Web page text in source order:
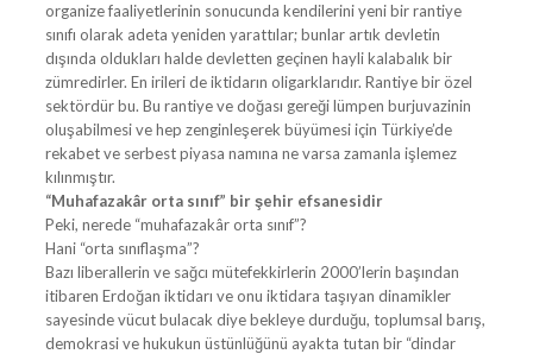
organize faaliyetlerinin sonucunda kendilerini yeni bir rantiye
sınıfı olarak adeta yeniden yarattılar; bunlar artık devletin
dışında oldukları halde devletten geçinen hayli kalabalık bir
zümredirler. En irileri de iktidarın oligarklarıdır. Rantiye bir özel
sektördür bu. Bu rantiye ve doğası gereği lümpen burjuvazinin
oluşabilmesi ve hep zenginleşerek büyümesi için Türkiye’de
rekabet ve serbest piyasa namına ne varsa zamanla işlemez
kılınmıştır.
“Muhafazakâr orta sınıf” bir şehir efsanesidir
Peki, nerede “muhafazakâr orta sınıf”?
Hani “orta sınıflaşma”?
Bazı liberallerin ve sağcı mütefekkirlerin 2000’lerin başından
itibaren Erdoğan iktidarı ve onu iktidara taşıyan dinamikler
sayesinde vücut bulacak diye bekleye durduğu, toplumsal barış,
demokrasi ve hukukun üstünlüğünü ayakta tutan bir “dindar